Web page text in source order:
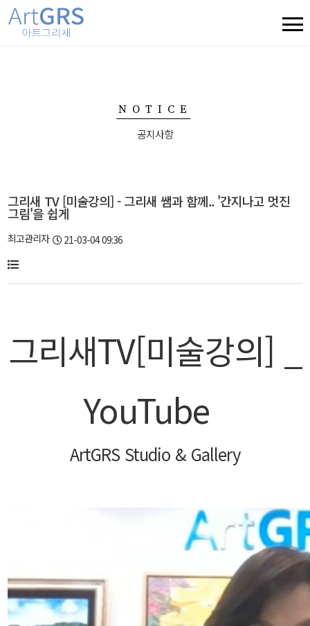
로그인
NOTICE
공지사항
그리새 TV [미술강의] - 그리새 쌤과 함께.. '간지나고 멋진
그림'을 쉽게
최고관리자 21-03-04 09:36
그리새TV[미술강의] _
YouTube
ArtGRS Studio & Gallery